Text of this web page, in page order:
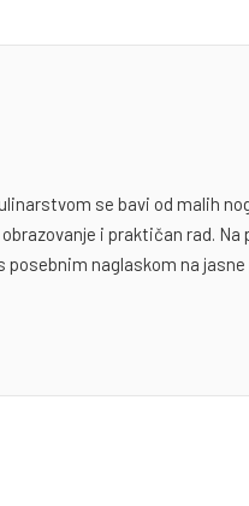
se bavi od malih
i praktičan rad. Na
naglaskom na